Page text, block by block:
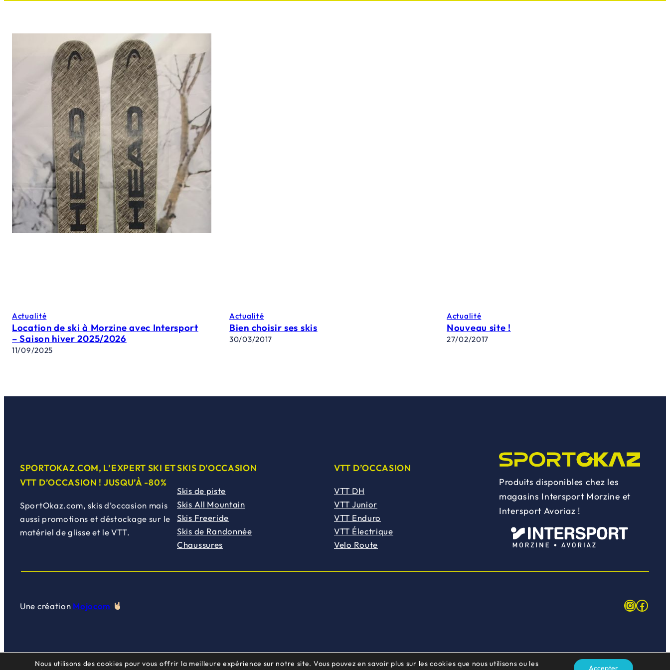
Actualité
Location de ski à Morzine avec Intersport
– Saison hiver 2025/2026
11/09/2025
Actualité
Bien choisir ses skis
30/03/2017
Actualité
Nouveau site !
27/02/2017
SPORTOKAZ.COM, L’EXPERT SKI ET
VTT D’OCCASION ! JUSQU’À -80%
SportOkaz.com, skis d’occasion mais
aussi promotions et déstockage sur le
matériel de glisse et le VTT.
SKIS D’OCCASION
Skis de piste
Skis All Mountain
Skis Freeride
Skis de Randonnée
Chaussures
VTT D’OCCASION
VTT DH
VTT Junior
VTT Enduro
VTT Électrique
Velo Route
Produits disponibles chez les
magasins Intersport Morzine et
Intersport Avoriaz !
Une création Mojocom
Nous utilisons des cookies pour vous offrir la meilleure expérience sur notre site. Vous pouvez en savoir plus sur les cookies que nous utilisons ou les
Accepter